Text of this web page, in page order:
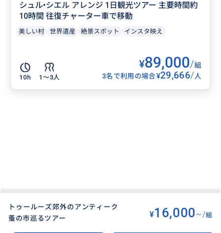
シュル•シエル アレンジ 1日観光ツアー 主要時間約
10時間 往復チャーター車で移動
美しい村 世界遺産 絶景スポット インスタ映え
10h 1〜3人
¥89,000/組
3名で利用の場合¥29,666/人
トゥールーズ郊外のアンティーク
蚤の市巡るツアー
¥16,000~/組